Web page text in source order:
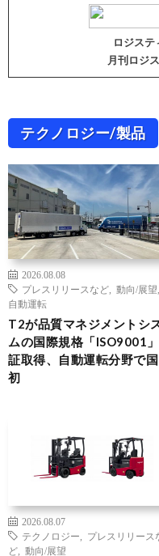
ロジステ
月刊ロジ
テクノロジー/製品
2026.08.08
プレスリリースなど
動向/展望
自動運転
T2が品質マネジメントシ
ムの国際規格「ISO9001
証取得、自動運転分野で
初
2026.08.07
テクノロジー
プレスリリース
ど
動向/展望